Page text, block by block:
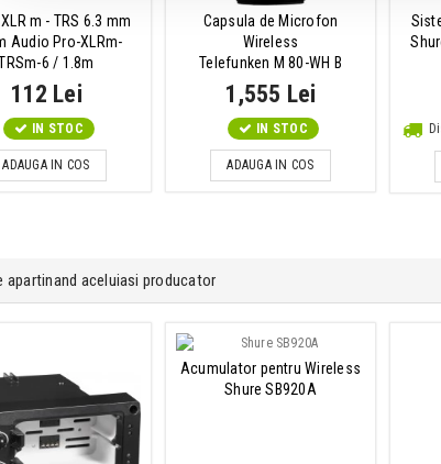
m - TRS 6.3 mm
Audio Pro-XLRm-
6 / 1.8m
112 Lei
IN STOC
ADAUGA IN COS
Capsula de Microfon
Wireless
Telefunken M 80-WH B
1,555 Lei
IN STOC
ADAUGA IN COS
apartinand aceluiasi producator
Acumulator pentru Wireless
Shure SB920A